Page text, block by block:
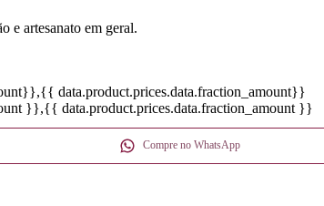
e artesanato em geral.
,{{ data.product.prices.data.fraction_amount}}
}},{{ data.product.prices.data.fraction_amount }}
Compre no WhatsApp